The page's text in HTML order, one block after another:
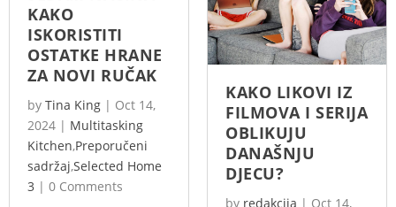
KAKO
ISKORISTITI
OSTATKE HRANE
ZA NOVI RUČAK
by Tina King | Oct 14,
2024 | Multitasking
Kitchen,Preporučeni
sadržaj,Selected Home
3 | 0 Comments
KAKO LIKOVI IZ
FILMOVA I SERIJA
OBLIKUJU
DANAŠNJU
DJECU?
by redakcija | Oct 14,